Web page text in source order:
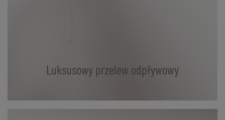
Luksusowy przelew odpływowy